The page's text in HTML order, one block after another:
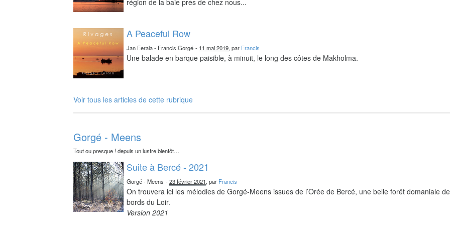
région de la baie près de chez nous...
A Peaceful Row
Jan Eerala - Francis Gorgé - 11 mai 2019, par Francis
Une balade en barque paisible, à minuit, le long des côtes de Makholma.
Voir tous les articles de cette rubrique
Gorgé - Meens
Tout ou presque ! depuis un lustre bientôt…
Suite à Bercé - 2021
Gorgé - Meens -23 février 2021, par Francis
On trouvera ici les mélodies de Gorgé-Meens issues de l’Orée de Bercé, une belle forêt domaniale
bords du Loir.
Version 2021